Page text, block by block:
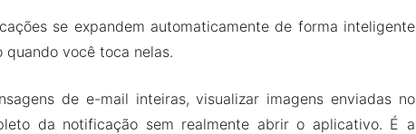
se expandem automaticamente de forma inteligente
você toca nelas.
de e-mail inteiras, visualizar imagens enviadas no
da notificação sem realmente abrir o aplicativo. É a